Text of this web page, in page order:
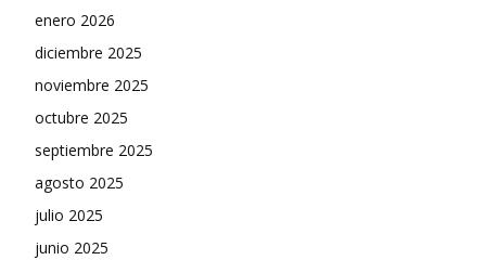
enero 2026
diciembre 2025
noviembre 2025
octubre 2025
septiembre 2025
agosto 2025
julio 2025
junio 2025